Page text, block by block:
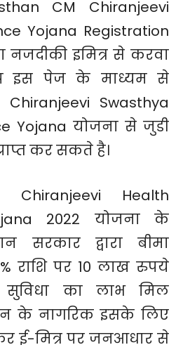
CM Chiranjeevi
Yojana Registration
नजदीकी इमित्र से करवा
इस पेज के माध्यम से
Chiranjeevi Swasthya
Yojana योजना से जुडी
कर सकते है।
Chiranjeevi Health
2022 योजना के
सरकार द्वारा बीमा
राशि पर 10 लाख रुपये
सुविधा का लाभ मिल
के नागरिक इसके लिए
ई-मित्र पर जनआधार से